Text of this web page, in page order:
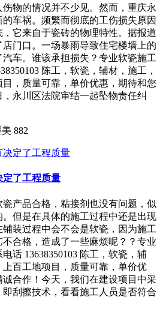
物的情况并不少见。然而，重庆永
的车祸。频繁而彻底的工伤损失原因
它来自于瓷砖的物理特性。据报道
店门口。一场暴雨导致住宅楼墙上的
车。谁该承担损失？专业软瓷施工
陈工，软瓷，辅材，施工，
，质量可靠，单价优惠，期待和您
永川区法院审结一起坠物责任纠
882
定了工程质量
产品合格，粘接剂也没有问题，似
但是在具体的施工过程中还是出现
装过程中会不会是软瓷，因为施工
合格，造成了一些麻烦呢？？专业
话 13638350103 陈工，软瓷，辅
百工地项目，质量可靠，单价优
合作！今天，我们在建设项目中采
刮擦技术，看看施工人员是否符合